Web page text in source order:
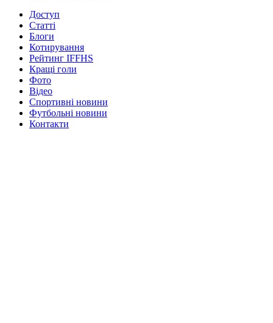
Доступ
Статті
Блоги
Котирування
Рейтинг IFFHS
Кращі голи
Фото
Відео
Спортивні новини
Футбольні новини
Контакти